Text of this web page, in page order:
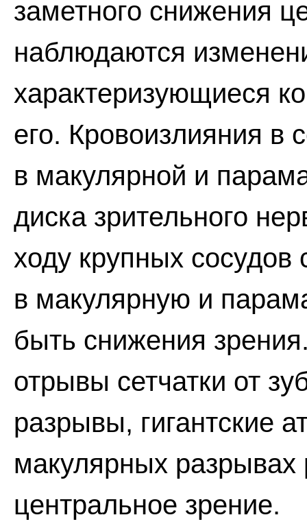
заметного снижения
наблюдаются
характеризующиеся
его. Кровоизлияния в
в макулярной и
диска зрительного
ходу крупных сосудов
в макулярную и
быть снижения
отрывы сетчатки от
разрывы, гигантские
макулярных разрывах
центральное зрение.